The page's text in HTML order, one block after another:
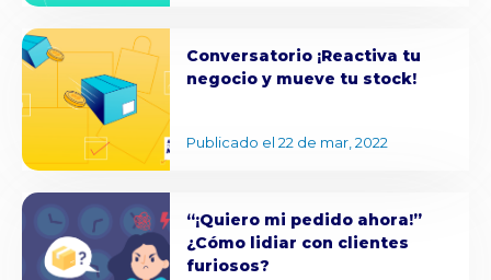
Publicado el 22 de mar, 2022
Conversatorio ¡Reactiva tu
negocio y mueve tu stock!
“¡Quiero mi pedido ahora!”
¿Cómo lidiar con clientes
furiosos?